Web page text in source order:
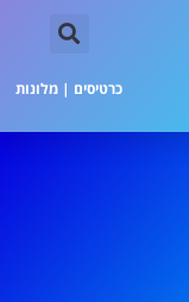
כרטיסים | מלונות